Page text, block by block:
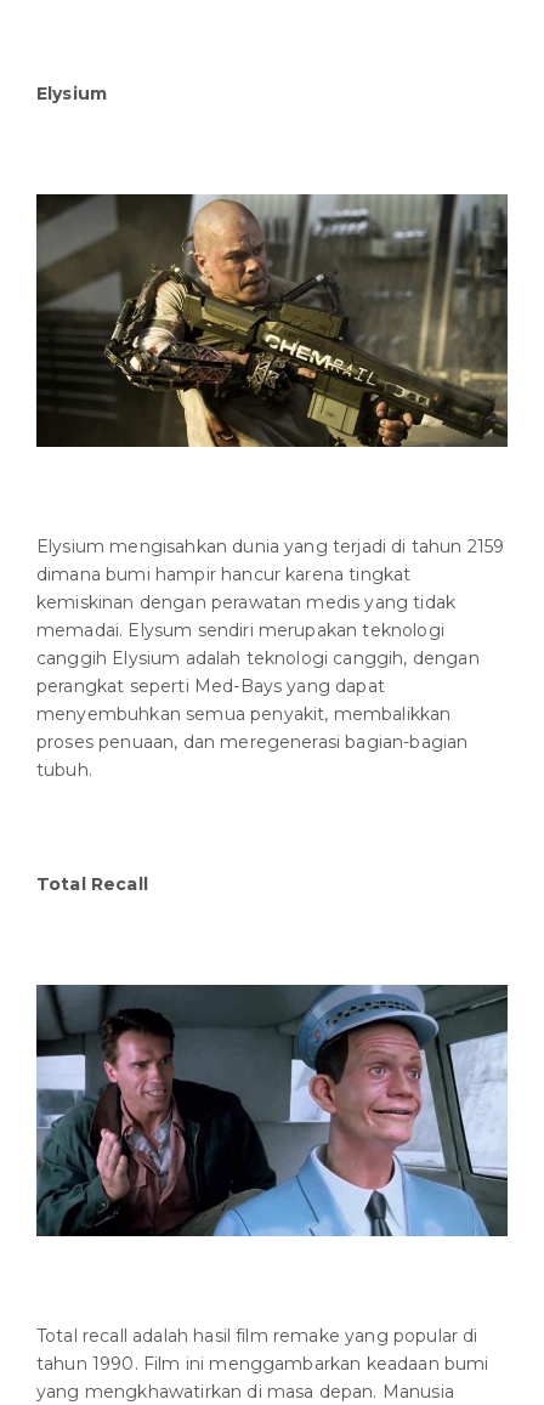
Elysium
Elysium mengisahkan dunia yang terjadi di tahun 2159
dimana bumi hampir hancur karena tingkat
kemiskinan dengan perawatan medis yang tidak
memadai. Elysum sendiri merupakan teknologi
canggih Elysium adalah teknologi canggih, dengan
perangkat seperti Med-Bays yang dapat
menyembuhkan semua penyakit, membalikkan
proses penuaan, dan meregenerasi bagian-bagian
tubuh.
Total Recall
Total recall adalah hasil film remake yang popular di
tahun 1990. Film ini menggambarkan keadaan bumi
yang mengkhawatirkan di masa depan. Manusia